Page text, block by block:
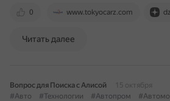
0 www.tokyocarz.com
Читать далее
Вопрос для Поиска с Алисой
15 октября
#Авто
#Технологии #Автопром